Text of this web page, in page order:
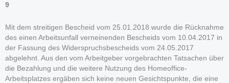
9
Mit dem streitigen Bescheid vom 25.01.2018 wurde die Rücknahme
des einen Arbeitsunfall verneinenden Bescheids vom 10.04.2017 in
der Fassung des Widerspruchsbescheids vom 24.05.2017
abgelehnt. Aus den vom Arbeitgeber vorgebrachten Tatsachen über
die Bezahlung und die weitere Nutzung des Homeoffice-
Arbeitsplatzes ergäben sich keine neuen Gesichtspunkte, die eine